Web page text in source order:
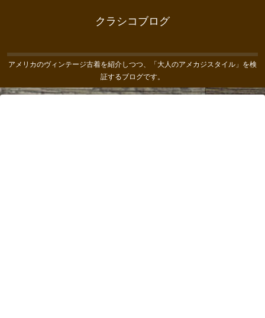
クラシコブログ
アメリカのヴィンテージ古着を紹介しつつ、「大人のアメカジスタイル」を検
証するブログです。